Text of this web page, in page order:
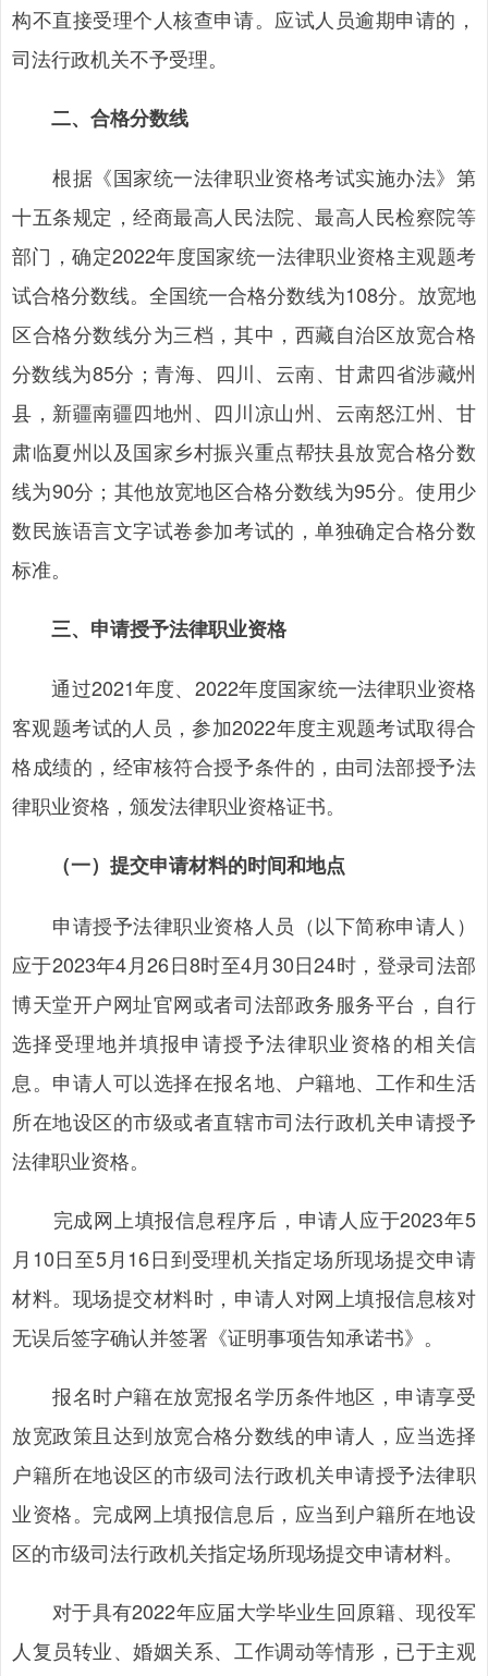
构不直接受理个人核查申请。应试人员逾期申请的，
司法行政机关不予受理。
二、合格分数线
根据《国家统一法律职业资格考试实施办法》第
十五条规定，经商最高人民法院、最高人民检察院等
部门，确定2022年度国家统一法律职业资格主观题考
试合格分数线。全国统一合格分数线为108分。放宽地
区合格分数线分为三档，其中，西藏自治区放宽合格
分数线为85分；青海、四川、云南、甘肃四省涉藏州
县，新疆南疆四地州、四川凉山州、云南怒江州、甘
肃临夏州以及国家乡村振兴重点帮扶县放宽合格分数
线为90分；其他放宽地区合格分数线为95分。使用少
数民族语言文字试卷参加考试的，单独确定合格分数
标准。
三、申请授予法律职业资格
通过2021年度、2022年度国家统一法律职业资格
客观题考试的人员，参加2022年度主观题考试取得合
格成绩的，经审核符合授予条件的，由司法部授予法
律职业资格，颁发法律职业资格证书。
（一）提交申请材料的时间和地点
申请授予法律职业资格人员（以下简称申请人）
应于2023年4月26日8时至4月30日24时，登录司法部
博天堂开户网址官网或者司法部政务服务平台，自行
选择受理地并填报申请授予法律职业资格的相关信
息。申请人可以选择在报名地、户籍地、工作和生活
所在地设区的市级或者直辖市司法行政机关申请授予
法律职业资格。
完成网上填报信息程序后，申请人应于2023年5
月10日至5月16日到受理机关指定场所现场提交申请
材料。现场提交材料时，申请人对网上填报信息核对
无误后签字确认并签署《证明事项告知承诺书》。
报名时户籍在放宽报名学历条件地区，申请享受
放宽政策且达到放宽合格分数线的申请人，应当选择
户籍所在地设区的市级司法行政机关申请授予法律职
业资格。完成网上填报信息后，应当到户籍所在地设
区的市级司法行政机关指定场所现场提交申请材料。
对于具有2022年应届大学毕业生回原籍、现役军
人复员转业、婚姻关系、工作调动等情形，已于主观